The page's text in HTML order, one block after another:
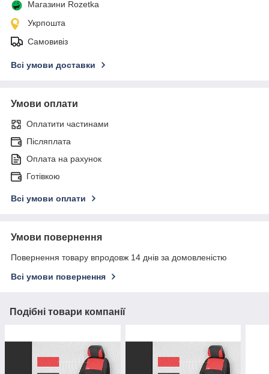
Магазини Rozetka
Укрпошта
Самовивіз
Всі умови доставки
Умови оплати
Оплатити частинами
Післяплата
Оплата на рахунок
Готівкою
Всі умови оплати
Умови повернення
Повернення товару впродовж 14 днів за домовленістю
Всі умови повернення
Подібні товари компанії